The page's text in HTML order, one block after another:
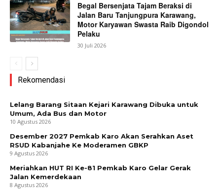
Begal Bersenjata Tajam Beraksi di
Jalan Baru Tanjungpura Karawang,
Motor Karyawan Swasta Raib Digondol
Pelaku
30 Juli 2026
Rekomendasi
Lelang Barang Sitaan Kejari Karawang Dibuka untuk
Umum, Ada Bus dan Motor
10 Agustus 2026
Desember 2027 Pemkab Karo Akan Serahkan Aset
RSUD Kabanjahe Ke Moderamen GBKP
9 Agustus 2026
Meriahkan HUT RI Ke-81 Pemkab Karo Gelar Gerak
Jalan Kemerdekaan
8 Agustus 2026